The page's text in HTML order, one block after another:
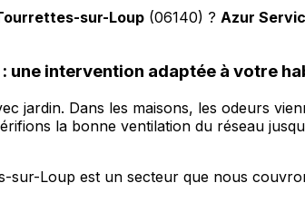
sur-Loup (06140) ? Azur
intervention adaptée à votre
jardin. Dans les maisons, les odeurs
la bonne ventilation du réseau
sur-Loup est un secteur que nous